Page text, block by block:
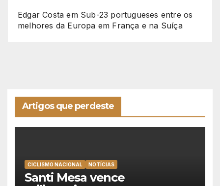
Edgar Costa em Sub-23 portugueses entre os
melhores da Europa em França e na Suíça
Artigos que perdeste
CICLISMO NACIONAL NOTÍCIAS
Santi Mesa vence